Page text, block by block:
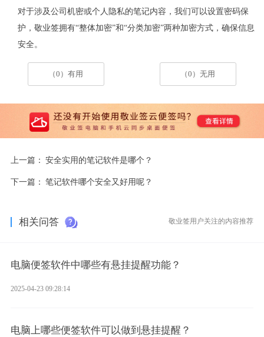
对于涉及公司机密或个人隐私的笔记内容，我们可以设置密码保
护，敬业签拥有“整体加密”和“分类加密”两种加密方式，确保信息
安全。
（0）有用 （0）无用
上一篇： 安全实用的笔记软件是哪个？
下一篇： 笔记软件哪个安全又好用呢？
相关问答 敬业签用户关注的内容推荐
电脑便签软件中哪些有悬挂提醒功能？
2025-04-23 09:28:14
电脑上哪些便签软件可以做到悬挂提醒？